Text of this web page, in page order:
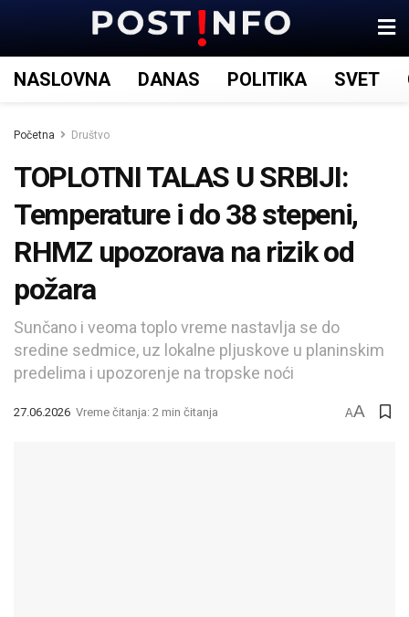
NASLOVNA DANAS POLITIKA SVET
Početna Društvo
TOPLOTNI TALAS U SRBIJI:
Temperature i do 38 stepeni,
RHMZ upozorava na rizik od
požara
Sunčano i veoma toplo vreme nastavlja se do
sredine sedmice, uz lokalne pljuskove u planinskim
predelima i upozorenje na tropske noći
27.06.2026 Vreme čitanja: 2 min čitanja AA